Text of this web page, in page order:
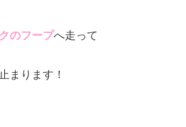
のフープへ走って
まります！